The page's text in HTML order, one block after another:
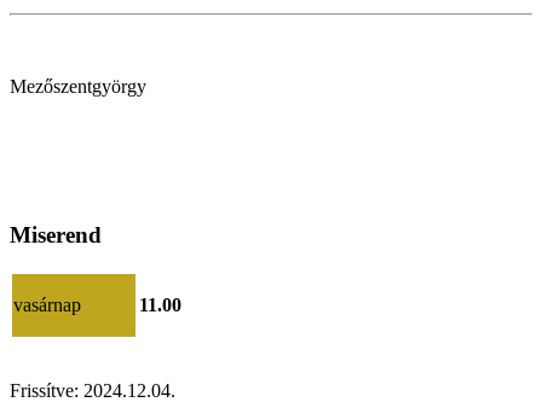
Mezőszentgyörgy
Miserend
vasárnap 11.00
Frissítve: 2024.12.04.